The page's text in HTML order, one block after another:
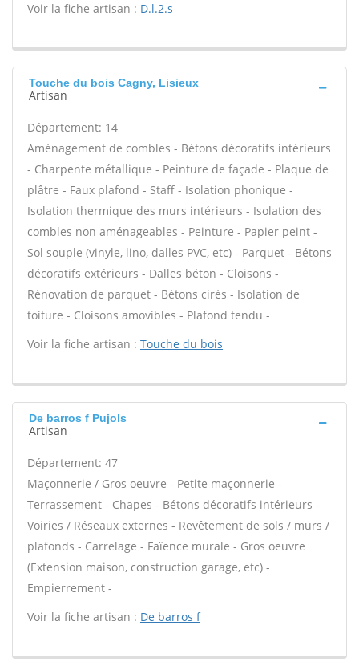
Voir la fiche artisan : D.l.2.s
Touche du bois Cagny, Lisieux
Artisan
Département: 14
Aménagement de combles - Bétons décoratifs intérieurs
- Charpente métallique - Peinture de façade - Plaque de
plâtre - Faux plafond - Staff - Isolation phonique -
Isolation thermique des murs intérieurs - Isolation des
combles non aménageables - Peinture - Papier peint -
Sol souple (vinyle, lino, dalles PVC, etc) - Parquet - Bétons
décoratifs extérieurs - Dalles béton - Cloisons -
Rénovation de parquet - Bétons cirés - Isolation de
toiture - Cloisons amovibles - Plafond tendu -
Voir la fiche artisan : Touche du bois
De barros f Pujols
Artisan
Département: 47
Maçonnerie / Gros oeuvre - Petite maçonnerie -
Terrassement - Chapes - Bétons décoratifs intérieurs -
Voiries / Réseaux externes - Revêtement de sols / murs /
plafonds - Carrelage - Faïence murale - Gros oeuvre
(Extension maison, construction garage, etc) -
Empierrement -
Voir la fiche artisan : De barros f